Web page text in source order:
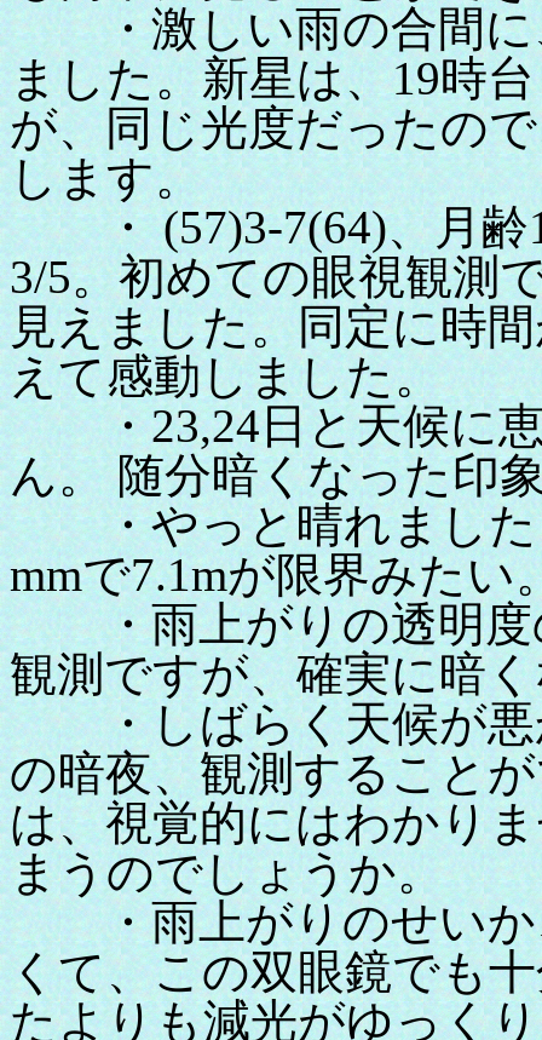
・激しい雨の合間に
ました。新星は、19時
が、同じ光度だったの
します。
・ (57)3-7(64)、月齢
3/5。初めての眼視観測
見えました。同定に時
えて感動しました。
・23,24日と天候に恵
ん。 随分暗くなった印
・やっと晴れました
mmで7.1mが限界みた
・雨上がりの透明度
観測ですが、確実に暗
・しばらく天候が悪
の暗夜、観測すること
は、視覚的にはわかり
まうのでしょうか。
・雨上がりのせいか
くて、この双眼鏡でも
たよりも減光がゆっく